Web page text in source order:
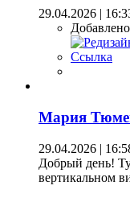
29.04.2026 |
Ссылка
Мария
29.04.2026 |
Добрый день!
вертикальном